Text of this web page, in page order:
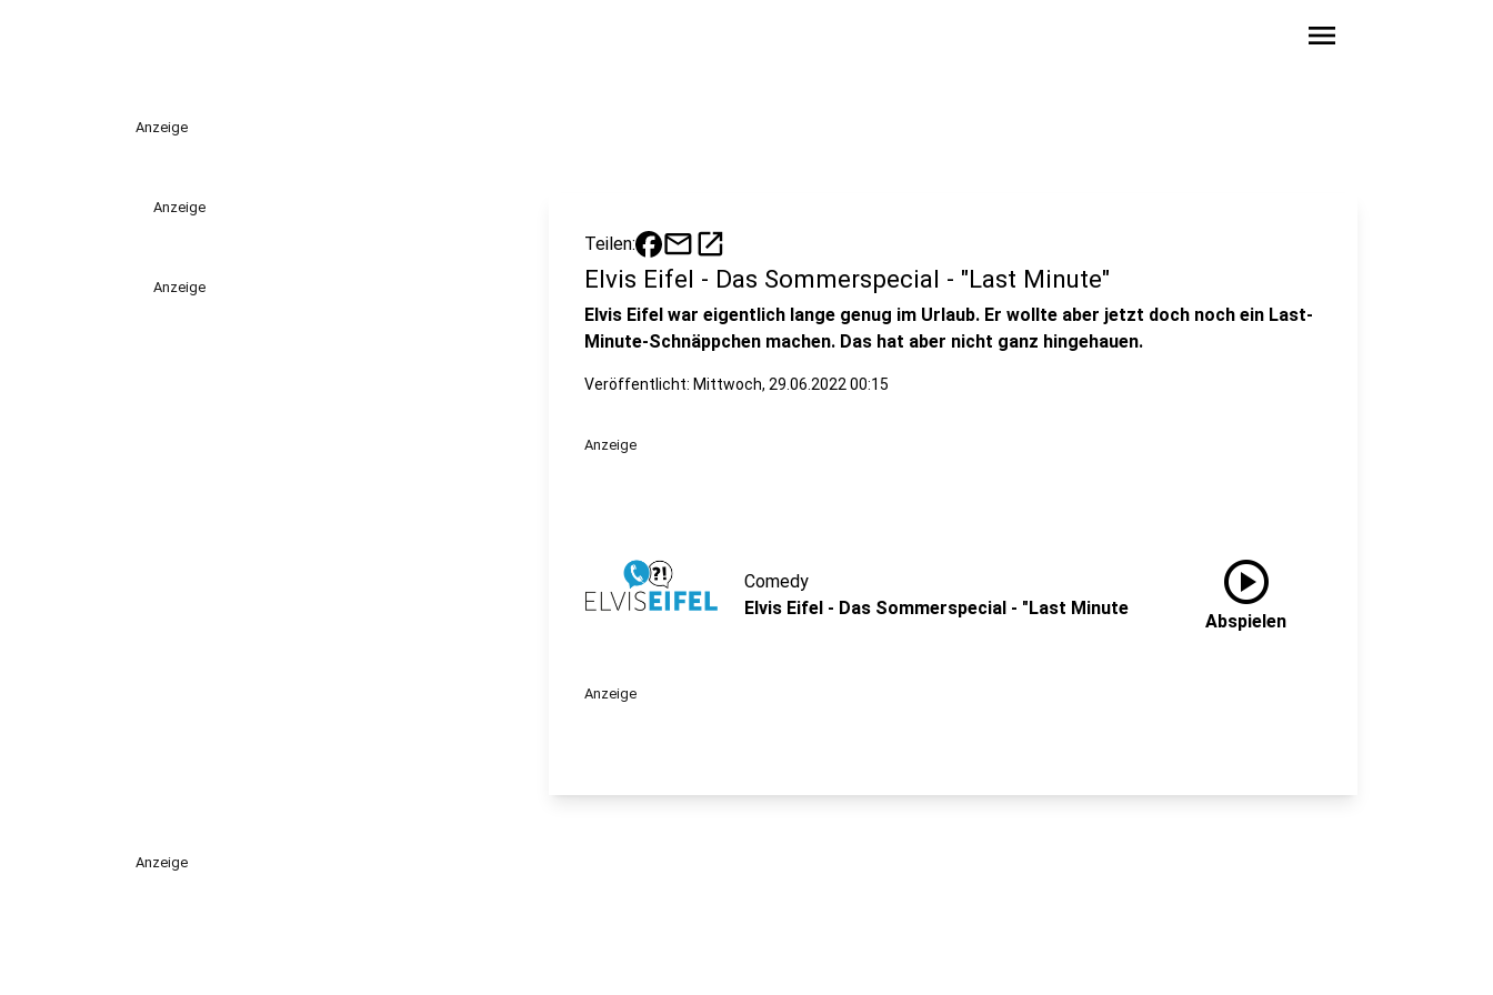
menu
Anzeige
Anzeige
Anzeige
Teilen: mailopen_in_new
Elvis Eifel - Das Sommerspecial - "Last Minute"
Elvis Eifel war eigentlich lange genug im Urlaub. Er wollte aber jetzt doch noch ein Last-
Minute-Schnäppchen machen. Das hat aber nicht ganz hingehauen.
Veröffentlicht: Mittwoch, 29.06.2022 00:15
Anzeige
Comedy
Elvis Eifel - Das Sommerspecial - "Last Minute
play_circle
Abspielen
Anzeige
Anzeige